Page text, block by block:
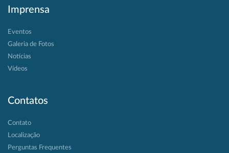
Imprensa
Eventos
Galeria de Fotos
Notícias
Vídeos
Contatos
Contato
Localização
Perguntas Frequentes